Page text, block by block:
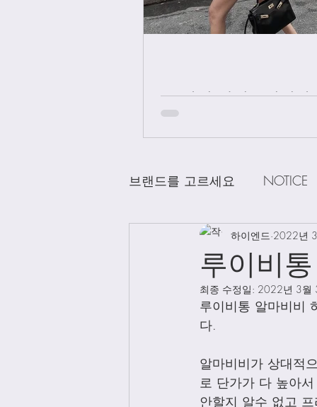
급 차이 알려드립니다.
브랜드를 고르세요 NOTICE
CHANEL DELVAUX
LV Loro
루이비
하이엔드 2022년
최종 수정일: 2022년 3월
루이비통 알마비비
다.
알마비비가 상대적
로 단가가 다 높아
안할지 알수 없고